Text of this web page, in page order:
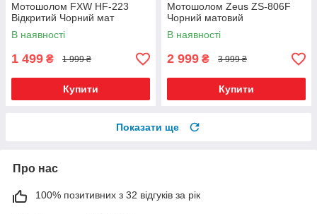
Мотошолом FXW HF-223
Відкритий Чорний мат
В наявності
1 499 ₴ 1 999 ₴
Купити
Мотошолом Zeus ZS-806F
Чорний матовий
В наявності
2 999 ₴ 3 999 ₴
Купити
Показати ще
Про нас
100% позитивних з 32 відгуків за рік